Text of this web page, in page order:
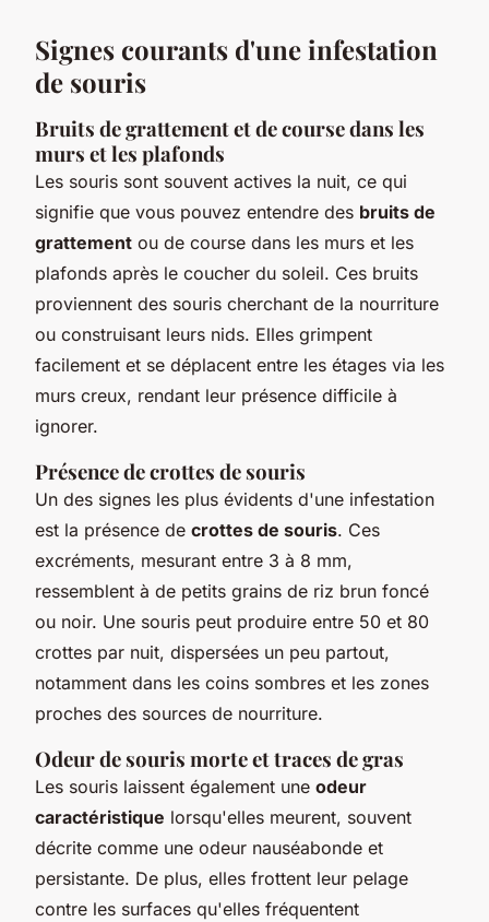
Signes courants d'une infestation
de souris
Bruits de grattement et de course dans les
murs et les plafonds
Les souris sont souvent actives la nuit, ce qui
signifie que vous pouvez entendre des bruits de
grattement ou de course dans les murs et les
plafonds après le coucher du soleil. Ces bruits
proviennent des souris cherchant de la nourriture
ou construisant leurs nids. Elles grimpent
facilement et se déplacent entre les étages via les
murs creux, rendant leur présence difficile à
ignorer.
Présence de crottes de souris
Un des signes les plus évidents d'une infestation
est la présence de crottes de souris. Ces
excréments, mesurant entre 3 à 8 mm,
ressemblent à de petits grains de riz brun foncé
ou noir. Une souris peut produire entre 50 et 80
crottes par nuit, dispersées un peu partout,
notamment dans les coins sombres et les zones
proches des sources de nourriture.
Odeur de souris morte et traces de gras
Les souris laissent également une odeur
caractéristique lorsqu'elles meurent, souvent
décrite comme une odeur nauséabonde et
persistante. De plus, elles frottent leur pelage
contre les surfaces qu'elles fréquentent